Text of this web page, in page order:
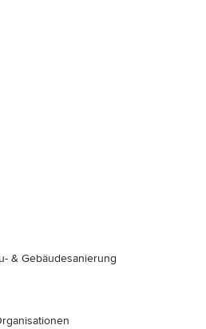
& Gebäudesanierung